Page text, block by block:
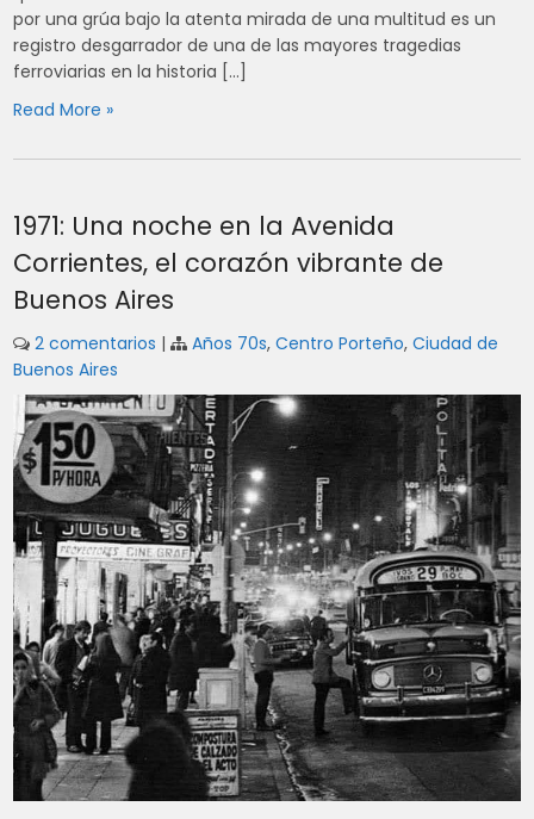
por una grúa bajo la atenta mirada de una multitud es un
registro desgarrador de una de las mayores tragedias
ferroviarias en la historia […]
Read More »
1971: Una noche en la Avenida
Corrientes, el corazón vibrante de
Buenos Aires
2 comentarios | Años 70s,Centro Porteño,Ciudad de
Buenos Aires